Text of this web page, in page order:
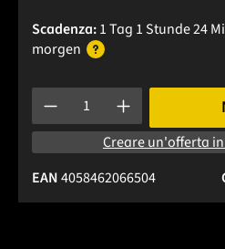
Scadenza:1 Tag 1 Stunde 24
morgen
Quantità del prodotto:
Creare un'offerta
EAN4058462066504